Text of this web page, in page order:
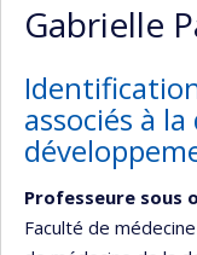
Gabrielle
associés à
Professeure sous
Faculté de